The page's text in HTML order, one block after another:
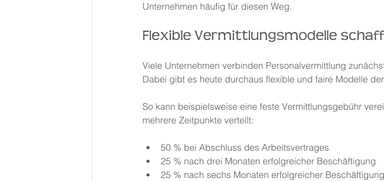
Unternehmen häufig für diesen Weg.
Flexible Vermittlungsmodelle
Viele Unternehmen verbinden Personalvermittlung
Dabei gibt es heute durchaus flexible und faire Modelle
So kann beispielsweise eine feste Vermittlungsgebühr
mehrere Zeitpunkte verteilt:
50 % bei Abschluss des Arbeitsvertrages
25 % nach drei Monaten erfolgreicher Beschäftigung
25 % nach sechs Monaten erfolgreicher Beschäftigung